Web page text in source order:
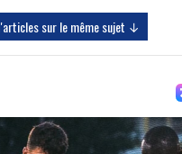
sur le même sujet ↓